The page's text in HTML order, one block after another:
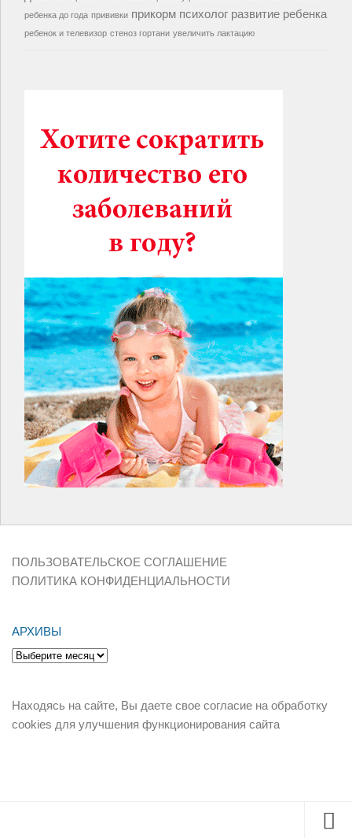
ребенка до года прививки прикорм психолог развитие ребенка
ребенок и телевизор стеноз гортани увеличить лактацию
ПОЛЬЗОВАТЕЛЬСКОЕ СОГЛАШЕНИЕ
ПОЛИТИКА КОНФИДЕНЦИАЛЬНОСТИ
АРХИВЫ
Архивы
Находясь на сайте, Вы даете свое согласие на обработку
cookies для улучшения функционирования сайта